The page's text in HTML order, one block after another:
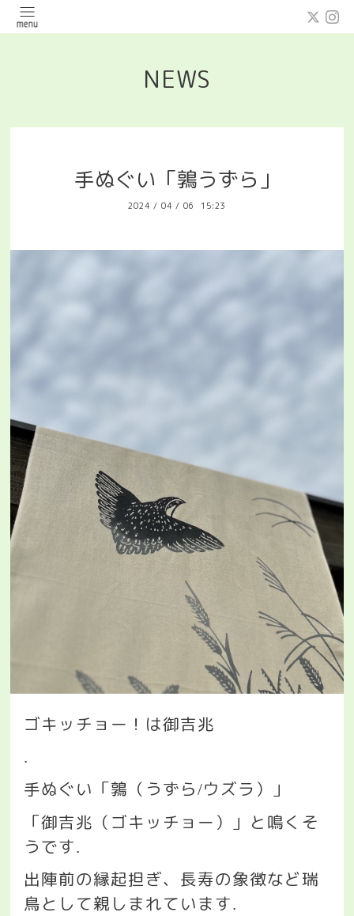
NEWS
手ぬぐい「鶉うずら」
2024 / 04 / 06 15:23
ゴキッチョー！は御吉兆
.
手ぬぐい「鶉（うずら/ウズラ）」
「御吉兆（ゴキッチョー）」と鳴くそ
うです.
出陣前の縁起担ぎ、長寿の象徴など瑞
鳥として親しまれています.